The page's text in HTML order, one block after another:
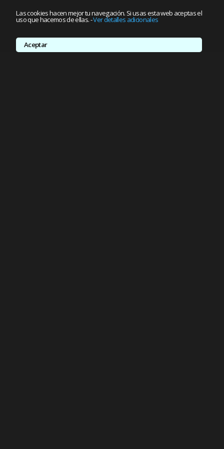
Las cookies hacen mejor tu navegación. Si usas esta web aceptas el
uso que hacemos de ellas.-Ver detalles adicionales
Aceptar